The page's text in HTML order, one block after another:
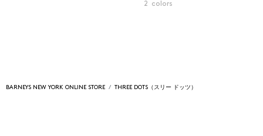
2 colors
BARNEYS NEW YORK ONLINE STORE THREE DOTS（スリー ドッツ）